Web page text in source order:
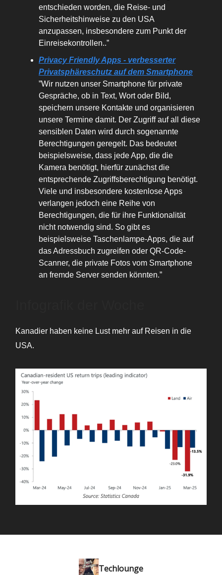
entschieden worden, die Reise- und
Sicherheitshinweise zu den USA
anzupassen, insbesondere zum Punkt der
Einreisekontrollen..”
Privacy Friendly Apps - verbesserter
Privatsphäreschutz auf dem Smartphone
”Wir nutzen unser Smartphone für private
Gespräche, ob in Text, Wort oder Bild,
speichern unsere Kontakte und organisieren
unsere Termine damit. Der Zugriff auf all diese
sensiblen Daten wird durch sogenannte
Berechtigungen geregelt. Das bedeutet
beispielsweise, dass jede App, die die
Kamera benötigt, hierfür zunächst die
entsprechende Zugriffsberechtigung benötigt.
Viele und insbesondere kostenlose Apps
verlangen jedoch eine Reihe von
Berechtigungen, die für ihre Funktionalität
nicht notwendig sind. So gibt es
beispielsweise Taschenlampe-Apps, die auf
das Adressbuch zugreifen oder QR-Code-
Scanner, die private Fotos vom Smartphone
an fremde Server senden könnten.”
Kanadier haben keine Lust mehr auf Reisen in die
USA.
Techlounge